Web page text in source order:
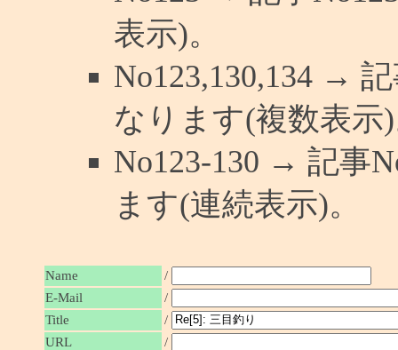
表示)。
No123,130,134 →
なります(複数表示
No123-130 → 記事
ます(連続表示)。
Name
/
E-Mail
/
Title
/
URL
/